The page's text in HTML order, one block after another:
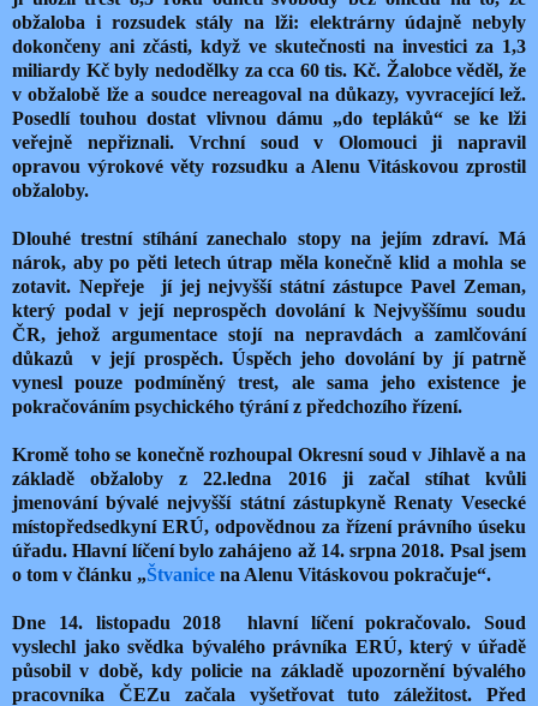
obžaloba i rozsudek stály na lži: elektrárny údajně nebyly
dokončeny ani zčásti, když ve skutečnosti na investici za 1,3
miliardy Kč byly nedodělky za cca 60 tis. Kč. Žalobce věděl, že
v obžalobě lže a soudce nereagoval na důkazy, vyvracející lež.
Posedlí touhou dostat vlivnou dámu „do tepláků“ se ke lži
veřejně nepřiznali. Vrchní soud v Olomouci ji napravil
opravou výrokové věty rozsudku a Alenu Vitáskovou zprostil
obžaloby.
Dlouhé trestní stíhání zanechalo stopy na jejím zdraví. Má
nárok, aby po pěti letech útrap měla konečně klid a mohla se
zotavit. Nepřeje
jí jej nejvyšší státní zástupce Pavel Zeman,
který podal v její neprospěch dovolání k Nejvyššímu soudu
ČR, jehož argumentace stojí na nepravdách a zamlčování
důkazů
v její prospěch. Úspěch jeho dovolání by jí patrně
vynesl pouze podmíněný trest, ale sama jeho existence je
pokračováním psychického týrání z předchozího řízení.
Kromě toho se konečně rozhoupal Okresní soud v Jihlavě a na
základě obžaloby z 22.ledna 2016 ji začal stíhat kvůli
jmenování bývalé nejvyšší státní zástupkyně Renaty Vesecké
místopředsedkyní ERÚ, odpovědnou za řízení právního úseku
úřadu. Hlavní líčení bylo zahájeno až 14. srpna 2018. Psal jsem
o tom v článku „Štvanice na Alenu Vitáskovou pokračuje“.
Dne 14. listopadu 2018
hlavní líčení pokračovalo. Soud
vyslechl jako svědka bývalého právníka ERÚ, který v úřadě
působil v době, kdy policie na základě upozornění bývalého
pracovníka ČEZu začala vyšetřovat tuto záležitost. Před